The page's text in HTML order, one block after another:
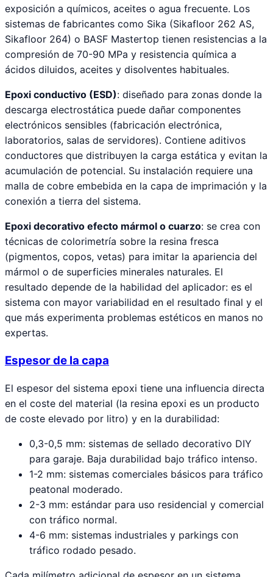
exposición a químicos, aceites o agua frecuente. Los
sistemas de fabricantes como Sika (Sikafloor 262 AS,
Sikafloor 264) o BASF Mastertop tienen resistencias a la
compresión de 70-90 MPa y resistencia química a
ácidos diluidos, aceites y disolventes habituales.
Epoxi conductivo (ESD): diseñado para zonas donde la
descarga electrostática puede dañar componentes
electrónicos sensibles (fabricación electrónica,
laboratorios, salas de servidores). Contiene aditivos
conductores que distribuyen la carga estática y evitan la
acumulación de potencial. Su instalación requiere una
malla de cobre embebida en la capa de imprimación y la
conexión a tierra del sistema.
Epoxi decorativo efecto mármol o cuarzo: se crea con
técnicas de colorimetría sobre la resina fresca
(pigmentos, copos, vetas) para imitar la apariencia del
mármol o de superficies minerales naturales. El
resultado depende de la habilidad del aplicador: es el
sistema con mayor variabilidad en el resultado final y el
que más experimenta problemas estéticos en manos no
expertas.
Espesor de la capa
El espesor del sistema epoxi tiene una influencia directa
en el coste del material (la resina epoxi es un producto
de coste elevado por litro) y en la durabilidad:
0,3-0,5 mm: sistemas de sellado decorativo DIY
para garaje. Baja durabilidad bajo tráfico intenso.
1-2 mm: sistemas comerciales básicos para tráfico
peatonal moderado.
2-3 mm: estándar para uso residencial y comercial
con tráfico normal.
4-6 mm: sistemas industriales y parkings con
tráfico rodado pesado.